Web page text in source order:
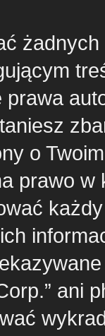
o
prawo
ani